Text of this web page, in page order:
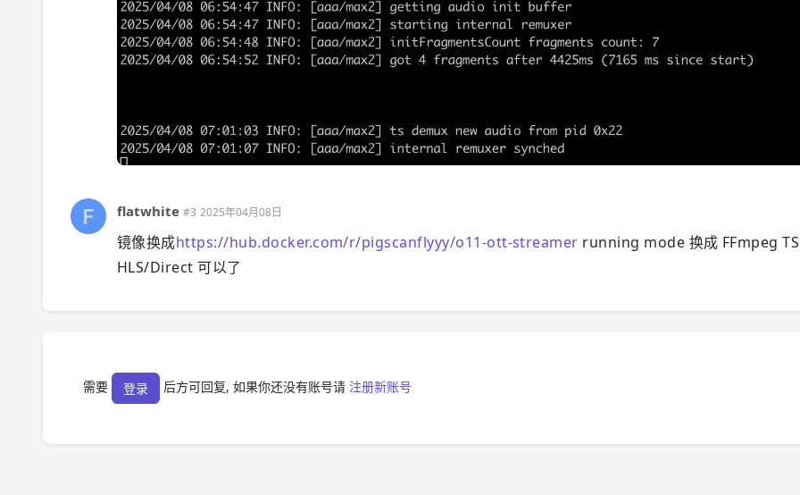
flatwhite #3 2025年04月08日
镜像换成https://hub.docker.com/r/pigscanflyyy/o11-ott-streamer running mode 换成 FFmpeg TS
HLS/Direct 可以了
需要 登录 后方可回复, 如果你还没有账号请 注册新账号